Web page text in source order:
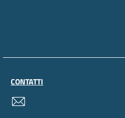
CONTATTI